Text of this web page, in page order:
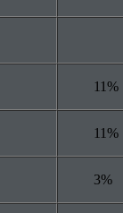
11%
11%
3%